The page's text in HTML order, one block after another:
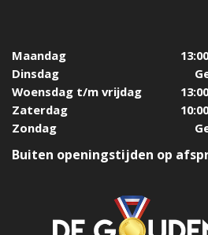
Maandag
Dinsdag
Woensdag t/m vrijdag
Zaterdag
Zondag
Buiten openingstijden op